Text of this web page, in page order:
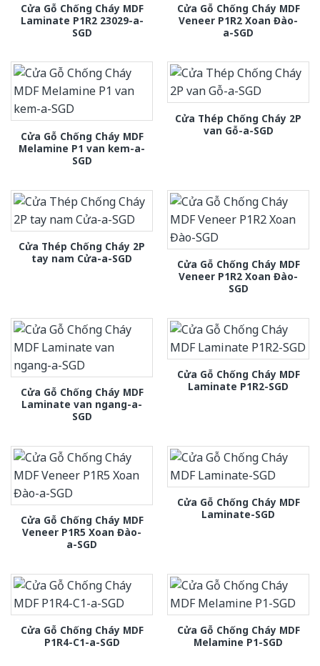
Cửa Gỗ Chống Cháy MDF
Laminate P1R2 23029-a-
SGD
Cửa Gỗ Chống Cháy MDF
Veneer P1R2 Xoan Đào-
a-SGD
Cửa Gỗ Chống Cháy MDF
Melamine P1 van kem-a-
SGD
Cửa Thép Chống Cháy 2P
van Gỗ-a-SGD
Cửa Thép Chống Cháy 2P
tay nam Cửa-a-SGD
Cửa Gỗ Chống Cháy MDF
Veneer P1R2 Xoan Đào-
SGD
Cửa Gỗ Chống Cháy MDF
Laminate van ngang-a-
SGD
Cửa Gỗ Chống Cháy MDF
Laminate P1R2-SGD
Cửa Gỗ Chống Cháy MDF
Veneer P1R5 Xoan Đào-
a-SGD
Cửa Gỗ Chống Cháy MDF
Laminate-SGD
Cửa Gỗ Chống Cháy MDF
P1R4-C1-a-SGD
Cửa Gỗ Chống Cháy MDF
Melamine P1-SGD